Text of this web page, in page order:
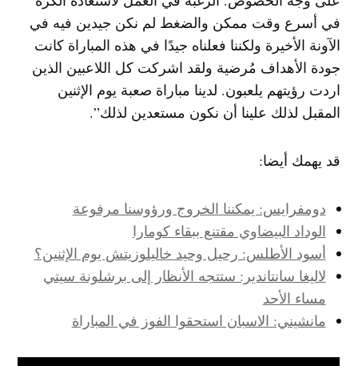
في أسرع وقت ممكن والضغط لم نكن جيدين فيه في
الآونة الأخيرة ولكننا فعلناه جيدًا في هذه المباراة كانت
جودة الأهداف مُرضية ولقد اشركت كل اللاعبين الذين
اردت رؤيتهم يلعبون. لدينا مباراة صعبة يوم الإثنين
المقبل لذلك علينا أن نكون مستعدين لذلك”.
قد يهمك أيضا:
دومفرايس: يمكننا الخروج ورؤوسنا مرفوعة
الوداد البيضاوي مقتنع ببقاء كومارا
أسود الأطلس: رحيل وحيد خاليلوزيتش يوم الإثنين؟
لاليغا سانتاندير: ستتجه الأنظار إلى برشلونة سيتي
مساء الأحد
مانشيني: الاسبان استحقوا الفوز في المباراة